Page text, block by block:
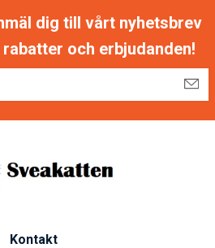
dig till vårt nyhetsbrev
och erbjudanden!
Kontakt